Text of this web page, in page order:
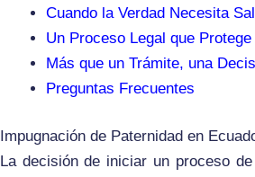
Cuando la Verdad Necesita
Un Proceso Legal que
Más que un Trámite, una
Preguntas Frecuentes
Impugnación de Paternidad en
La decisión de iniciar un proceso de